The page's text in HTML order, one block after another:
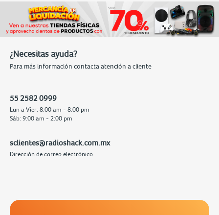
¿Necesitas ayuda?
Para más información contacta atención a cliente
55 2582 0999
Lun a Vier: 8:00 am - 8:00 pm
Sáb: 9:00 am - 2:00 pm
sclientes@radioshack.com.mx
Dirección de correo electrónico